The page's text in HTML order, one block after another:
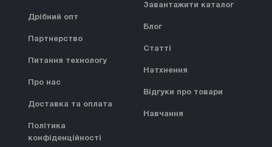
Дрібний опт
Партнерство
Питання технологу
Про нас
Доставка та оплата
Політика
конфіденційності
Завантажити каталог
Блог
Статті
Натхнення
Відгуки про товари
Навчання